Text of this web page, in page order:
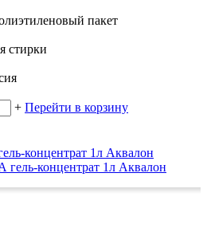
пакет
стирки
+ Перейти в корзину
концентрат 1л Аквалон